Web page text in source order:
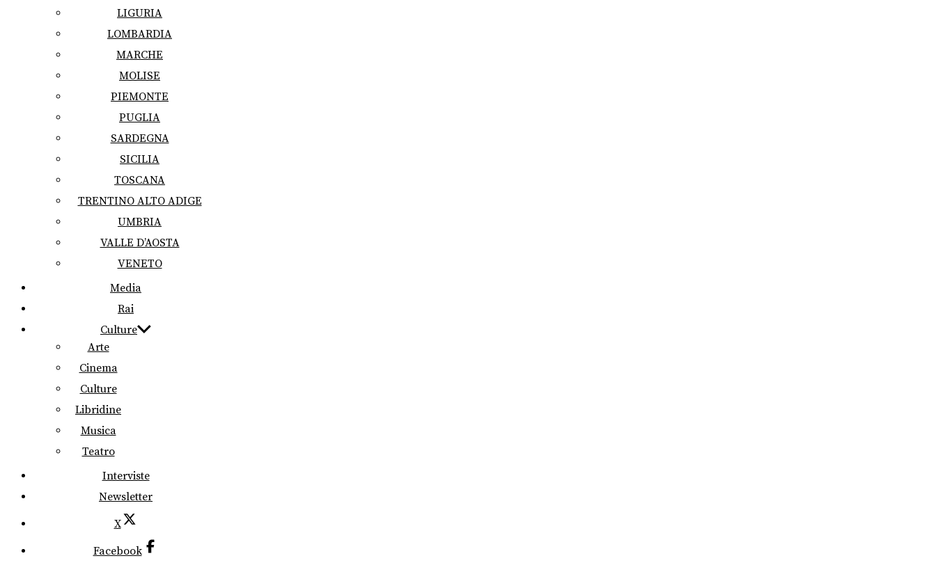
LIGURIA
LOMBARDIA
MARCHE
MOLISE
PIEMONTE
PUGLIA
SARDEGNA
SICILIA
TOSCANA
TRENTINO ALTO ADIGE
UMBRIA
VALLE D’AOSTA
VENETO
Media
Rai
Culture
Arte
Cinema
Culture
Libridine
Musica
Teatro
Interviste
Newsletter
X
Facebook